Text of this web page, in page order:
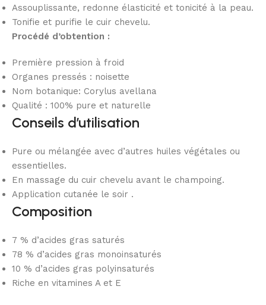
Assouplissante, redonne élasticité et tonicité à la peau.
Tonifie et purifie le cuir chevelu.
Procédé d’obtention :
Première pression à froid
Organes pressés : noisette
Nom botanique: Corylus avellana
Qualité : 100% pure et naturelle
Conseils d’utilisation
Pure ou mélangée avec d’autres huiles végétales ou
essentielles.
En massage du cuir chevelu avant le champoing.
Application cutanée le soir .
Composition
7 % d’acides gras saturés
78 % d’acides gras monoinsaturés
10 % d’acides gras polyinsaturés
Riche en vitamines A et E